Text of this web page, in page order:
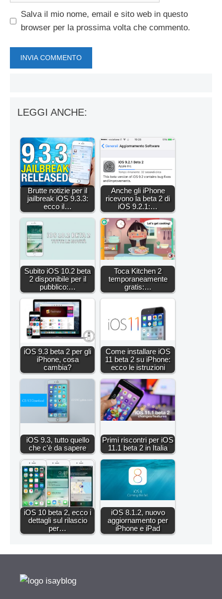
Salva il mio nome, email e sito web in questo
browser per la prossima volta che commento.
LEGGI ANCHE:
Brutte notizie per il
jailbreak iOS 9.3.3:
ecco il…
Anche gli iPhone
ricevono la beta 2 di
iOS 9.2.1:…
Subito iOS 10.2 beta
2 disponibile per il
pubblico:…
Toca Kitchen 2
temporaneamente
gratis:…
iOS 9.3 beta 2 per gli
iPhone, cosa
cambia?
Come installare iOS
11 beta 2 su iPhone:
ecco le istruzioni
iOS 9.3, tutto quello
che c'è da sapere
Primi riscontri per iOS
11.1 beta 2 in Italia
iOS 10 beta 2, ecco i
dettagli sul rilascio
per…
iOS 8.1.2, nuovo
aggiornamento per
iPhone e iPad